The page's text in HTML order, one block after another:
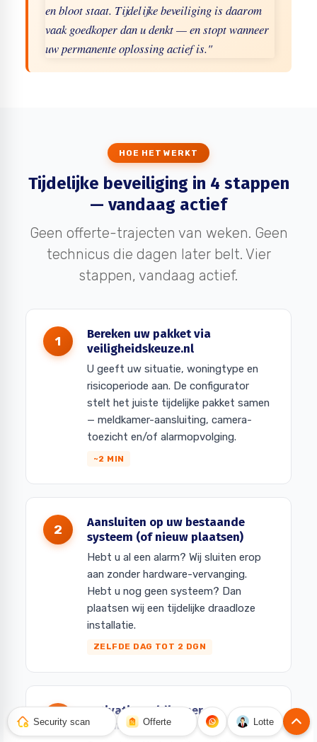
en bloot staat. Tijdelijke beveiliging is daarom
vaak goedkoper dan u denkt — en stopt wanneer
uw permanente oplossing actief is."
HOE HET WERKT
Tijdelijke beveiliging in 4 stappen
— vandaag actief
Geen offerte-trajecten van weken. Geen
technicus die dagen later belt. Vier
stappen, vandaag actief.
1
Bereken uw pakket via
veiligheidskeuze.nl
U geeft uw situatie, woningtype en
risicoperiode aan. De configurator
stelt het juiste tijdelijke pakket samen
— meldkamer-aansluiting, camera-
toezicht en/of alarmopvolging.
~2 MIN
2
Aansluiten op uw bestaande
systeem (of nieuw plaatsen)
Hebt u al een alarm? Wij sluiten erop
aan zonder hardware-vervanging.
Hebt u nog geen systeem? Dan
plaatsen wij een tijdelijke draadloze
installatie.
ZELFDE DAG TOT 2 DGN
3
Activatie meldkamer +
alarmopvolging
Security scan Offerte Lotte